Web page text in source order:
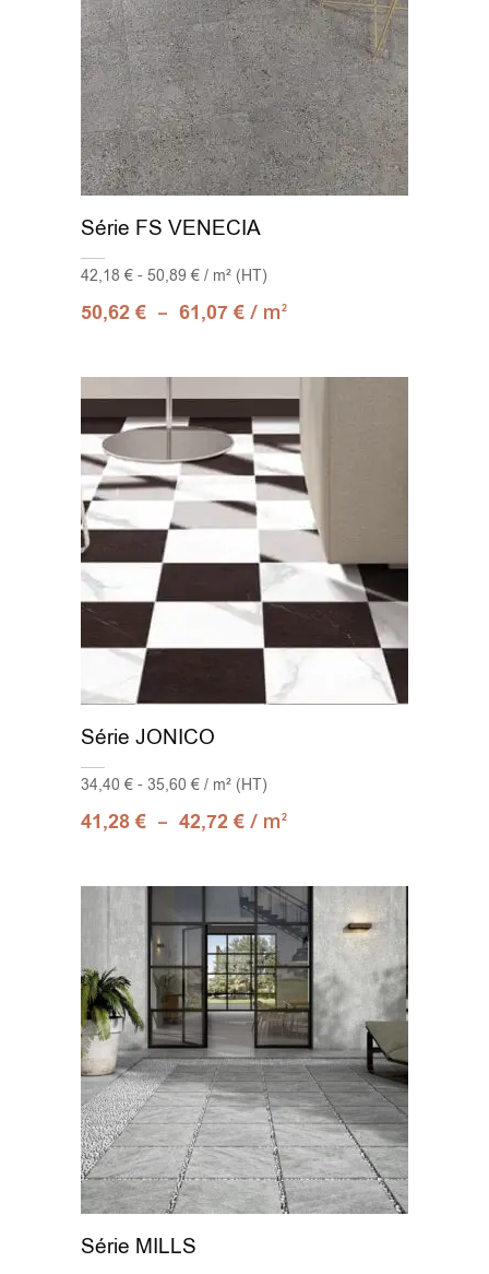
Série FS VENECIA
42,18 € - 50,89 € / m² (HT)
50,62€ – 61,07€ / m2
Série JONICO
34,40 € - 35,60 € / m² (HT)
41,28€ – 42,72€ / m2
Série MILLS